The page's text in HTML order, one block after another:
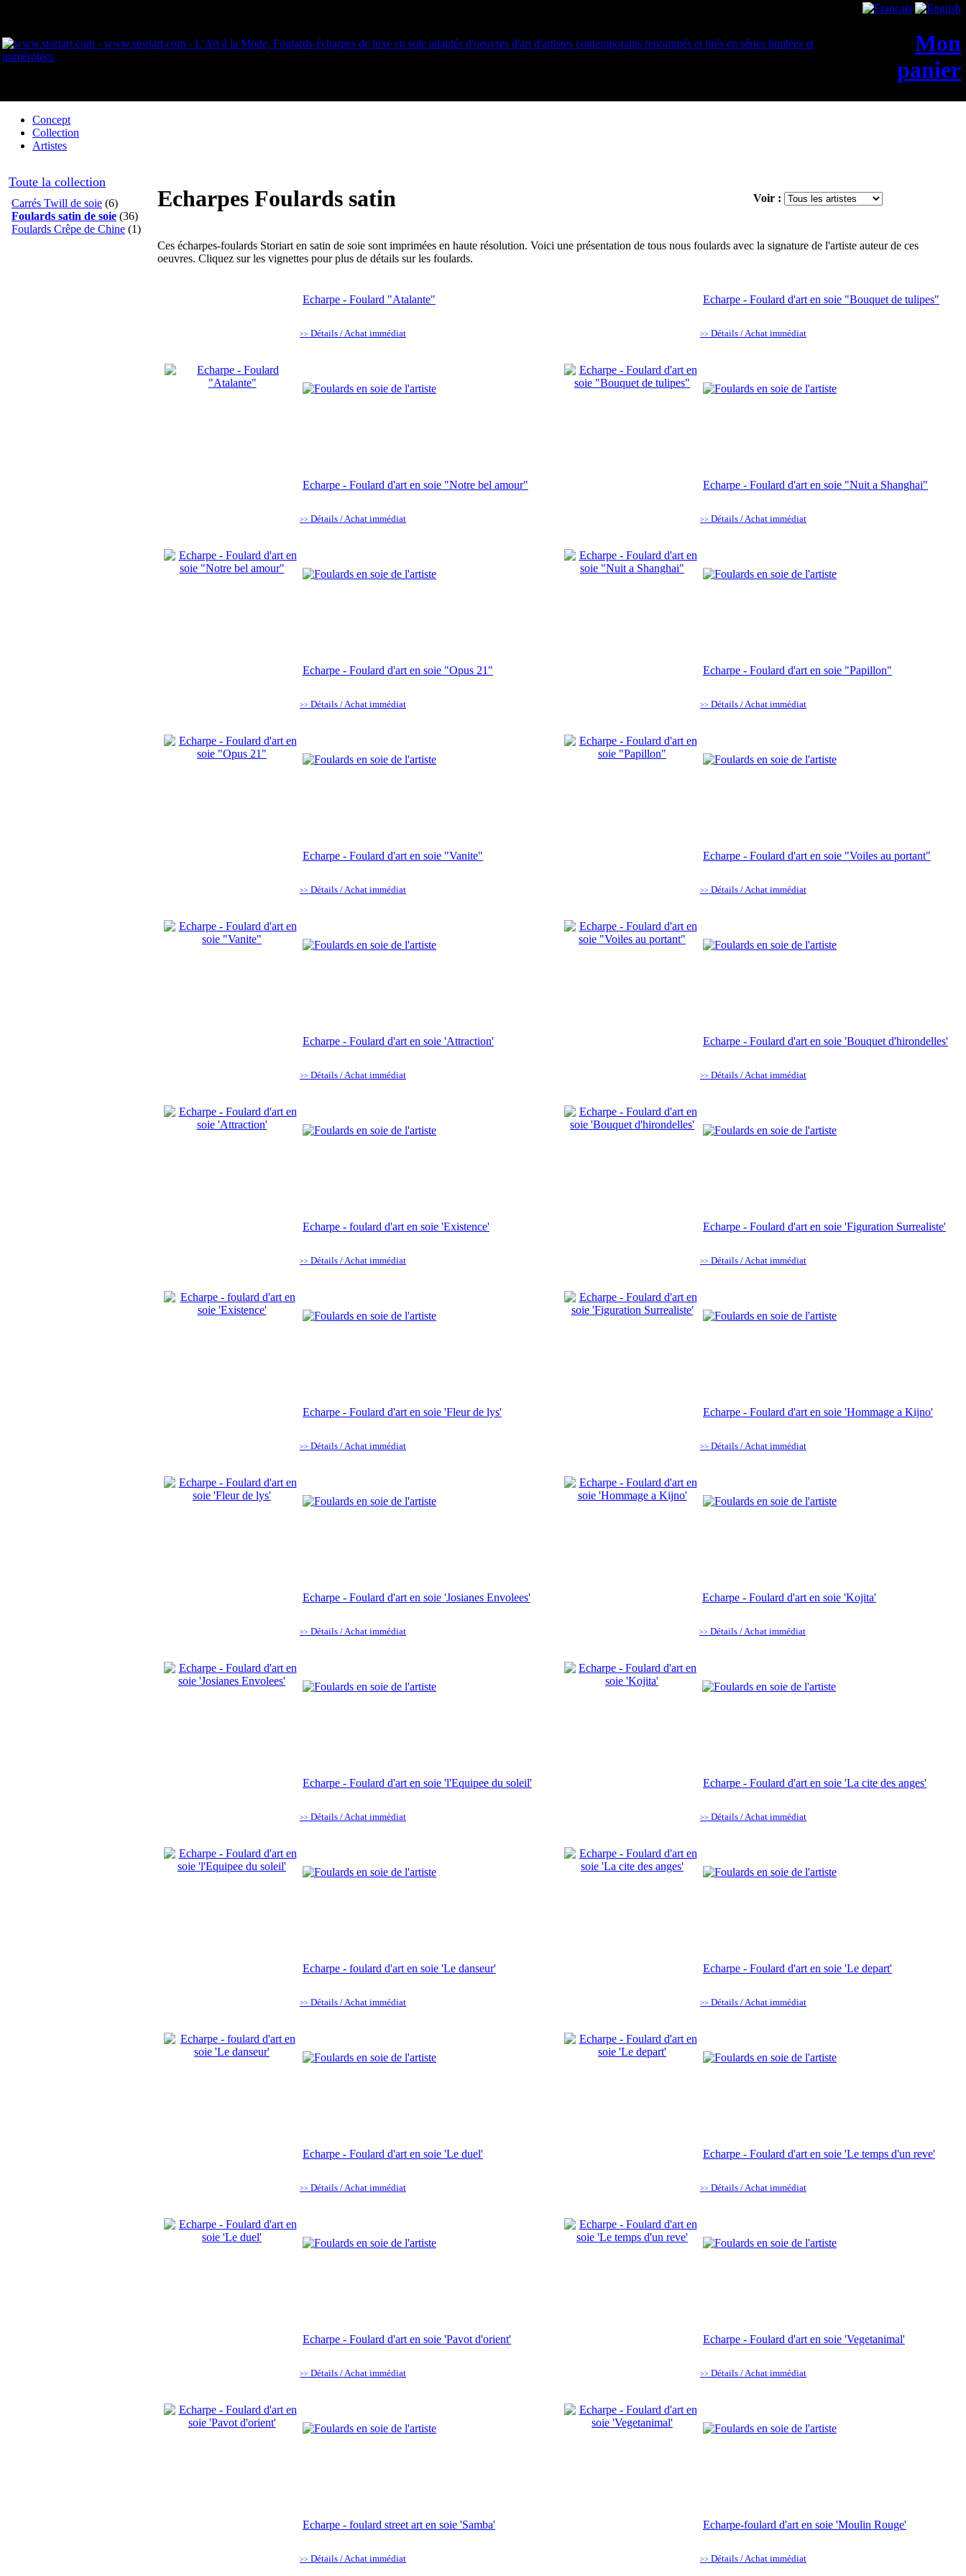
Mon
panier
Concept
Collection
Artistes
Toute la collection
Carrés Twill de soie (6)
Foulards satin de soie (36)
Foulards Crêpe de Chine (1)
Echarpes Foulards satin Voir :
Ces écharpes-foulards Storiart en satin de soie sont imprimées en haute résolution. Voici une présentation de tous nous foulards avec la signature de l'artiste auteur de ces
oeuvres. Cliquez sur les vignettes pour plus de détails sur les foulards.
Echarpe - Foulard "Atalante"
>> Détails / Achat immédiat
Echarpe - Foulard d'art en soie "Bouquet de tulipes"
>> Détails / Achat immédiat
Echarpe - Foulard d'art en soie "Notre bel amour"
>> Détails / Achat immédiat
Echarpe - Foulard d'art en soie "Nuit a Shanghai"
>> Détails / Achat immédiat
Echarpe - Foulard d'art en soie "Opus 21"
>> Détails / Achat immédiat
Echarpe - Foulard d'art en soie "Papillon"
>> Détails / Achat immédiat
Echarpe - Foulard d'art en soie "Vanite"
>> Détails / Achat immédiat
Echarpe - Foulard d'art en soie "Voiles au portant"
>> Détails / Achat immédiat
Echarpe - Foulard d'art en soie 'Attraction'
>> Détails / Achat immédiat
Echarpe - Foulard d'art en soie 'Bouquet d'hirondelles'
>> Détails / Achat immédiat
Echarpe - foulard d'art en soie 'Existence'
>> Détails / Achat immédiat
Echarpe - Foulard d'art en soie 'Figuration Surrealiste'
>> Détails / Achat immédiat
Echarpe - Foulard d'art en soie 'Fleur de lys'
>> Détails / Achat immédiat
Echarpe - Foulard d'art en soie 'Hommage a Kijno'
>> Détails / Achat immédiat
Echarpe - Foulard d'art en soie 'Josianes Envolees'
>> Détails / Achat immédiat
Echarpe - Foulard d'art en soie 'Kojita'
>> Détails / Achat immédiat
Echarpe - Foulard d'art en soie 'l'Equipee du soleil'
>> Détails / Achat immédiat
Echarpe - Foulard d'art en soie 'La cite des anges'
>> Détails / Achat immédiat
Echarpe - foulard d'art en soie 'Le danseur'
>> Détails / Achat immédiat
Echarpe - Foulard d'art en soie 'Le depart'
>> Détails / Achat immédiat
Echarpe - Foulard d'art en soie 'Le duel'
>> Détails / Achat immédiat
Echarpe - Foulard d'art en soie 'Le temps d'un reve'
>> Détails / Achat immédiat
Echarpe - Foulard d'art en soie 'Pavot d'orient'
>> Détails / Achat immédiat
Echarpe - Foulard d'art en soie 'Vegetanimal'
>> Détails / Achat immédiat
Echarpe - foulard street art en soie 'Samba'
>> Détails / Achat immédiat
Echarpe-foulard d'art en soie 'Moulin Rouge'
>> Détails / Achat immédiat